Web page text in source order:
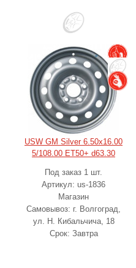
USW GM Silver 6.50x16.00
5/108.00 ET50+ d63.30
Под заказ 1 шт.
Артикул: us-1836
Магазин
Самовывоз: г. Волгоград,
ул. Н. Кибальчича, 18
Срок: Завтра